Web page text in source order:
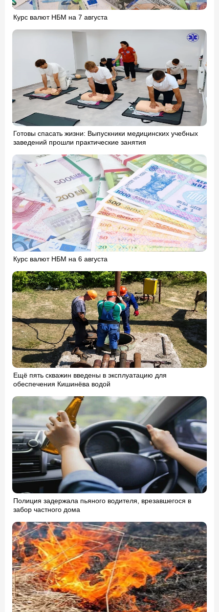
Курс валют НБМ на 7 августа
Готовы спасать жизни: Выпускники медицинских учебных
заведений прошли практические занятия
Курс валют НБМ на 6 августа
Ещё пять скважин введены в эксплуатацию для
обеспечения Кишинёва водой
Полиция задержала пьяного водителя, врезавшегося в
забор частного дома